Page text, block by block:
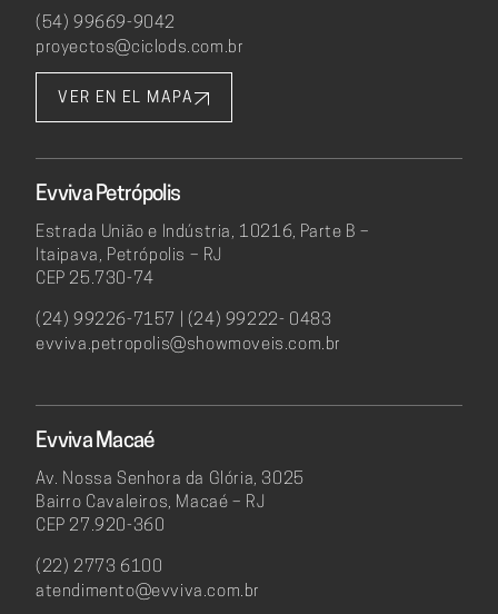
(54) 99669-9042
proyectos@ciclods.com.br
VER EN EL MAPA
Evviva Petrópolis
Estrada União e Indústria, 10216, Parte B –
Itaipava, Petrópolis – RJ
CEP 25.730-74
(24) 99226-7157 | (24) 99222- 0483
evviva.petropolis@showmoveis.com.br
Evviva Macaé
Av. Nossa Senhora da Glória, 3025
Bairro Cavaleiros, Macaé – RJ
CEP 27.920-360
(22) 2773 6100
atendimento@evviva.com.br